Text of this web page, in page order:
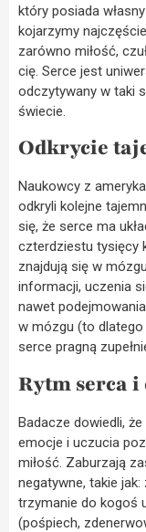
który posiada
kojarzymy
zarówno miłość,
cię. Serce jest
odczytywany w taki
świecie.
Odkrycie
Naukowcy z
odkryli kolejne
się, że serce ma
czterdziestu tysięcy
znajdują się w
informacji, uczenia
nawet
w mózgu (to dlatego
serce pragną
Rytm serca i
Badacze dowiedli,
emocje i uczucia
miłość. Zaburzają
negatywne, takie
trzymanie do kogoś
(pośpiech,